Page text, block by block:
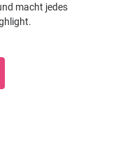
macht jedes